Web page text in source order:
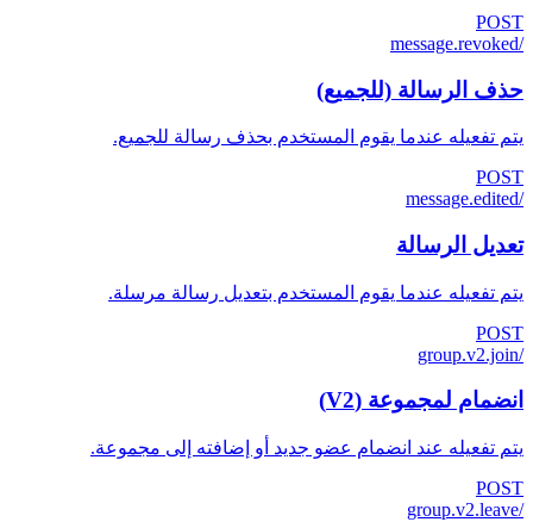
POST
/message.revoked
حذف الرسالة (للجميع)
يتم تفعيله عندما يقوم المستخدم بحذف رسالة للجميع.
POST
/message.edited
تعديل الرسالة
يتم تفعيله عندما يقوم المستخدم بتعديل رسالة مرسلة.
POST
/group.v2.join
انضمام لمجموعة (V2)
يتم تفعيله عند انضمام عضو جديد أو إضافته إلى مجموعة.
POST
/group.v2.leave